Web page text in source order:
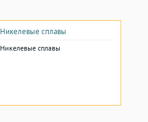
Никелевые сплавы
Никелевые сплавы